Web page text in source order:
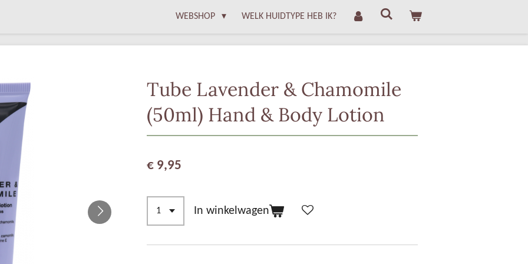
WEBSHOP WELK HUIDTYPE HEB IK?
Tube Lavender & Chamomile
(50ml) Hand & Body Lotion
€ 9,95
In winkelwagen